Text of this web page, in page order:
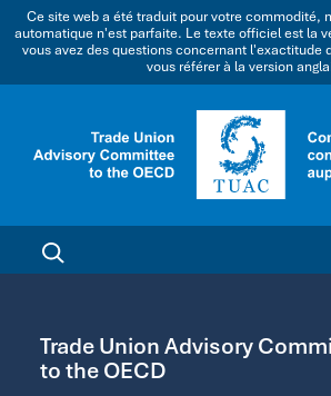
Ce site web a été traduit pour votre commodité,
automatique n'est parfaite. Le texte officiel est la
vous avez des questions concernant l'exactitude
vous référer à la version
Trade Union Advisory
to the OECD